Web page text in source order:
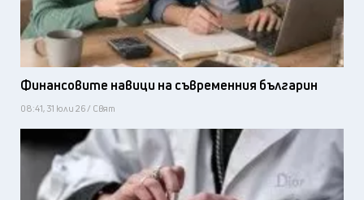
Финансовите навици на съвременния българин
08:41, 31 юли 26 / Свят